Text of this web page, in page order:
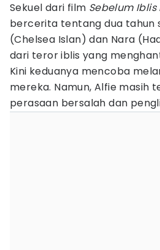
Sekuel dari film Sebelum
bercerita tentang dua tahun
(Chelsea Islan) dan Nara
dari teror iblis yang
Kini keduanya mencoba
mereka. Namun, Alfie masih
perasaan bersalah dan